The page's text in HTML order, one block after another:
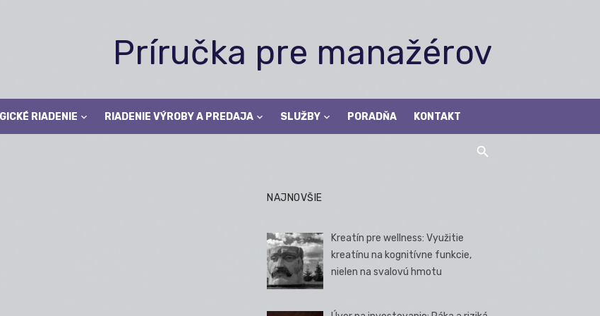
Príručka pre manažérov
RIADENIE RIADENIE VÝROBY A PREDAJA SLUŽBY PORADŇA KONTAKT
NAJNOVŠIE
Kreatín pre wellness: Využitie
kreatínu na kognitívne funkcie,
nielen na svalovú hmotu